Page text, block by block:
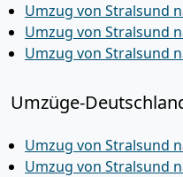
Umzug von Stralsund
Umzug von Stralsund
Umzug von Stralsund
Umzüge-
Umzug von Stralsund
Umzug von Stralsund